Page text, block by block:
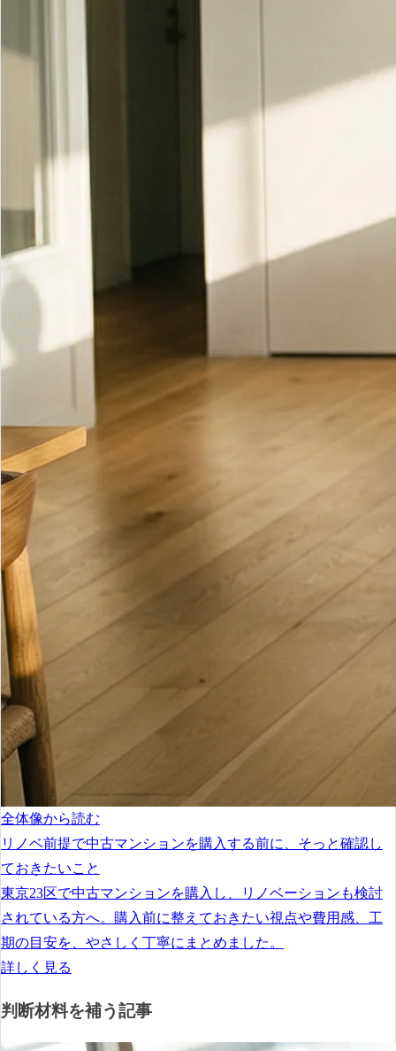
全体像から読む
リノベ前提で中古マンションを購入する前に、そっと確認し
ておきたいこと
東京23区で中古マンションを購入し、リノベーションも検討
されている方へ。購入前に整えておきたい視点や費用感、工
期の目安を、やさしく丁寧にまとめました。
詳しく見る
判断材料を補う記事